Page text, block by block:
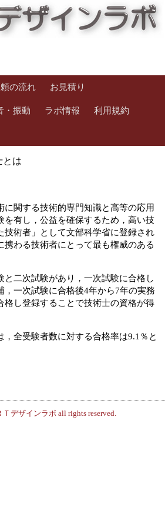
の流れ お見積り
・振動 ラボ情報 利用規約
とは
に関する技術的専門知識と高等の応用
を有し，公益を確保するため，高い技
技術者」として文部科学省に登録され
携わる技術者にとって最も権威のある
と二次試験があり，一次試験に合格し
，一次試験に合格後4年から7年の実務
格し登録することで技術士の資格が得
，全受験者数に対する合格率は9.1％と
Ｔデザインラボ all rights reserved.